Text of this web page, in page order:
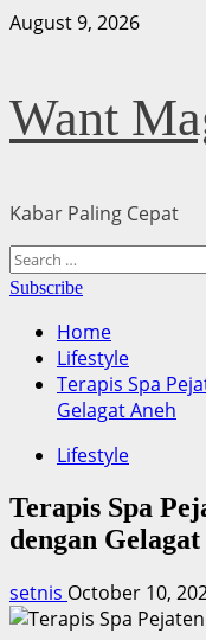
Skip
August 9, 2026
Want
Kabar Paling Cepat
Primary
Menu
Search
for:
Subscribe
Home
Lifestyle
Terapis Spa
Gelagat Aneh
Lifestyle
Terapis Spa
dengan
setnis October 10,